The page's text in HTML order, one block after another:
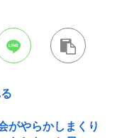
がやらかしまくり